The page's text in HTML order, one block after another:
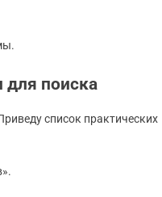
для поиска
список практических